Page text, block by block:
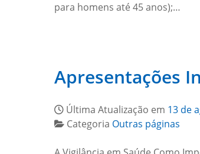
para homens até 45 anos);…
Apresentações
Última Atualização em 13 de
Categoria Outras páginas